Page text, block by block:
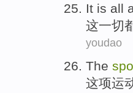
It is all
这一切
youdao
The
这项运